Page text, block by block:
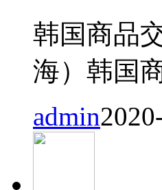
韩国商品
海）韩国
admin